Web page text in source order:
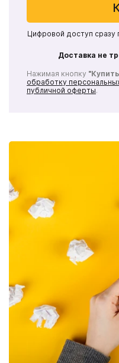
Цифровой доступ сразу
Доставка не
Нажимая кнопку
обработку
публичной оферты.